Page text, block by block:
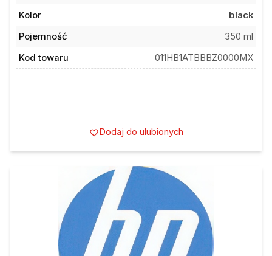
Kolor
black
Pojemność
350 ml
Kod towaru
011HB1ATBBBZ0000MX
Dodaj do ulubionych